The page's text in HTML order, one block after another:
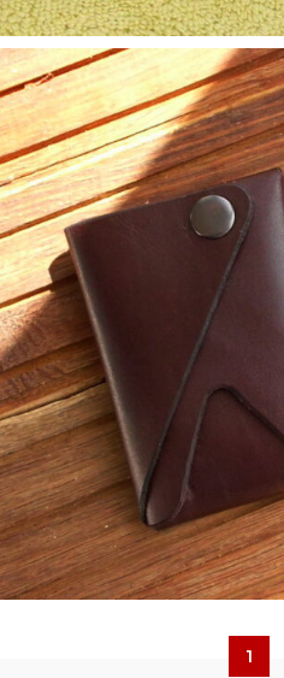
5. Аксесуари
Бампер Redmi Note 8 Pro
1